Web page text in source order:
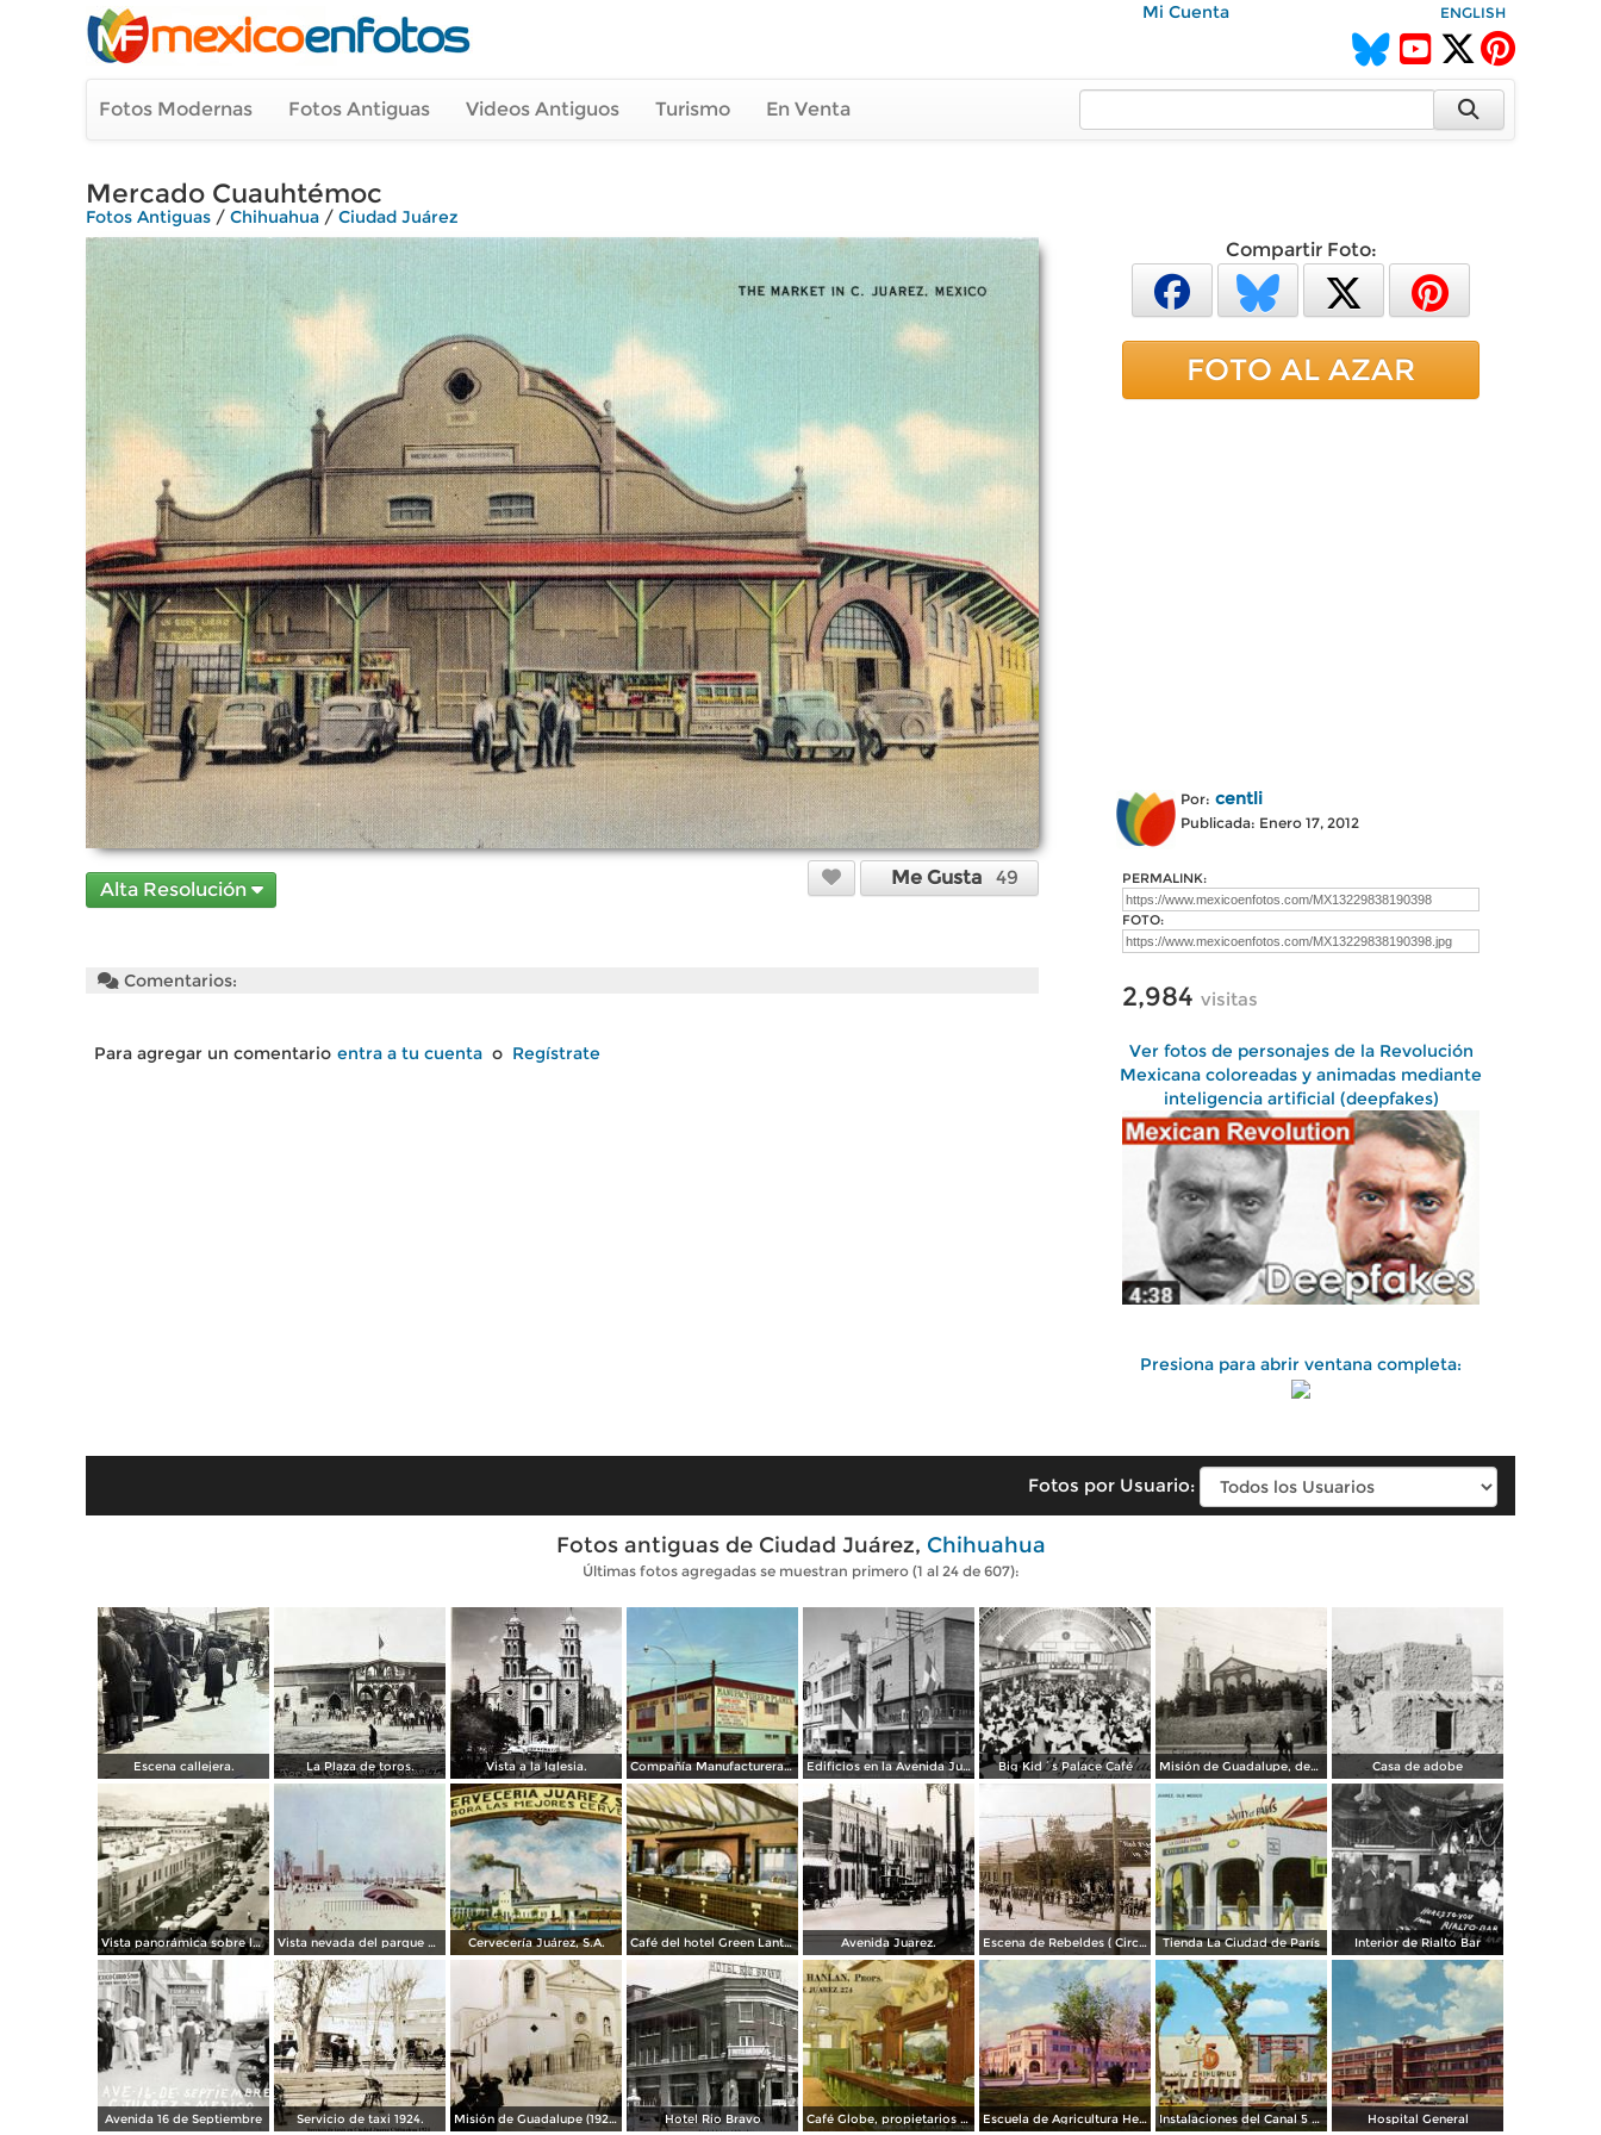
Mi Cuenta ENGLISH
Fotos Modernas Fotos Antiguas Videos Antiguos Turismo En Venta
Mercado Cuauhtémoc
Fotos Antiguas / Chihuahua / Ciudad Juárez
Alta Resolución
Me Gusta 49
Comentarios:
Para agregar un comentario entra a tu cuenta o Regístrate
Compartir Foto:
FOTO AL AZAR
Por: centli
Publicada: Enero 17, 2012
PERMALINK:
FOTO:
2,984 visitas
Ver fotos de personajes de la Revolución
Mexicana coloreadas y animadas mediante
inteligencia artificial (deepfakes)
Presiona para abrir ventana completa:
Fotos por Usuario:
Fotos antiguas de Ciudad Juárez, Chihuahua
Últimas fotos agregadas se muestran primero (1 al 24 de 607):
Escena callejera. La Plaza de toros. Vista a la Iglesia. Compañía Manufacturera Plamex, en el cruce de Insurgentes y Paraguay Edificios en la Avenida Juárez Big Kid´s Palace Café Misión de Guadalupe, depúes de la toma de Ciudad Juárez, durante la Revolución Mexicana Casa de adobe
Vista panorámica sobre la Avenida 16 de Septiembre Vista nevada del parque El Chamizal Cervecería Juárez, S.A. Café del hotel Green Lantern Inn Avenida Juarez. Escena de Rebeldes ( Circulada el 8 de Diciembre de 1913 ). Tienda La Ciudad de París Interior de Rialto Bar
Avenida 16 de Septiembre Servicio de taxi 1924. Misión de Guadalupe (1924) Hotel Rio Bravo Café Globe, propietarios Mooney & Hanlan Escuela de Agricultura Hermanos Escobar Instalaciones del Canal 5 XEJ TV Hospital General